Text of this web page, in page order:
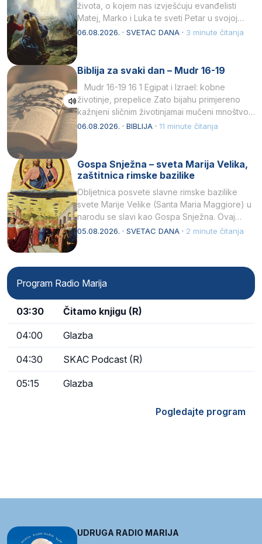
života, o kojem nas izvješćuju evanđelisti
Matej, Marko i Luka te sveti Petar u svojoj
drugoj…
06.08.2026. · SVETAC DANA · 3 minute čitanja
Biblija za svaki dan – Mudr 16-19
Mudr 16-19 16 1 Egipat i Izrael: kobne
životinje, prepelice Zato bijahu primjereno
kažnjeni sličnim životinjamai mučeni mnoštvom
kukaca.2 A narod…
06.08.2026. · BIBLIJA · 11 minute čitanja
Gospa Snježna – sveta Marija Velika,
zaštitnica rimske bazilike
Obljetnica posvete slavne rimske bazilike
svete Marije Velike (Santa Maria Maggiore) u
narodu se slavi kao Gospa Snježna. Ovaj
naziv, Sancta Maria…
05.08.2026. · SVETAC DANA · 2 minute čitanja
Program Radio Marija
03:30 Čitamo knjigu (R)
04:00 Glazba
04:30 SKAC Podcast (R)
05:15 Glazba
Pogledajte program
UDRUGA RADIO MARIJA